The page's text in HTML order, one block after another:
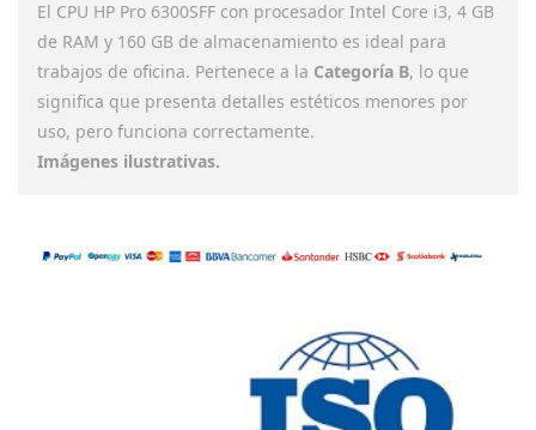
de RAM y 160 GB de almacenamiento es ideal para
trabajos de oficina. Pertenece a laCategoría B , lo que
significa que presenta detalles estéticos menores por
uso, pero funciona correctamente.
Imágenes ilustrativas.